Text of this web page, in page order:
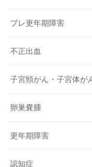
プレ更年期障害
不正出血
子宮頸がん・子宮体が
卵巣嚢腫
更年期障害
認知症